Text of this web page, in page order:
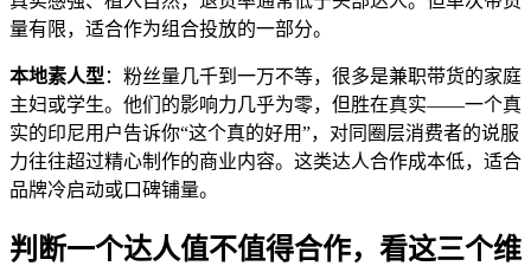
量有限，适合作为组合投放的一部分。
本地素人型 ：粉丝量几千到一万不等，很多是兼职带货的家庭
主妇或学生。他们的影响力几乎为零，但胜在真实——一个真
实的印尼用户告诉你“这个真的好用”，对同圈层消费者的说服
力往往超过精心制作的商业内容。这类达人合作成本低，适合
品牌冷启动或口碑铺量。
判断一个达人值不值得合作，看这三个维